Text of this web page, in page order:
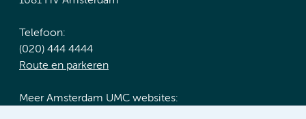
Telefoon:
(020) 444 4444
Route en parkeren
Meer Amsterdam UMC websites: